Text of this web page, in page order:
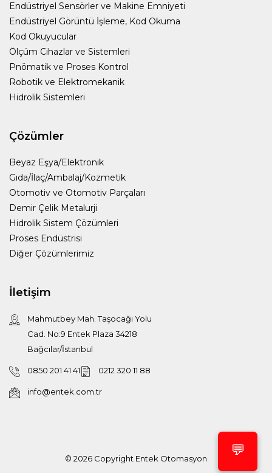
Endüstriyel Sensörler ve Makine Emniyeti
Endüstriyel Görüntü İşleme, Kod Okuma
Kod Okuyucular
Ölçüm Cihazlar ve Sistemleri
Pnömatik ve Proses Kontrol
Robotik ve Elektromekanik
Hidrolik Sistemleri
Çözümler
Beyaz Eşya/Elektronik
Gıda/İlaç/Ambalaj/Kozmetik
Otomotiv ve Otomotiv Parçaları
Demir Çelik Metalurji
Hidrolik Sistem Çözümleri
Proses Endüstrisi
Diğer Çözümlerimiz
İletişim
Mahmutbey Mah. Taşocağı Yolu
Cad. No:9 Entek Plaza 34218
Bağcılar/İstanbul
0850 201 41 41 0212 320 11 88
info@entek.com.tr
© 2026 Copyright Entek Otomasyon
💬